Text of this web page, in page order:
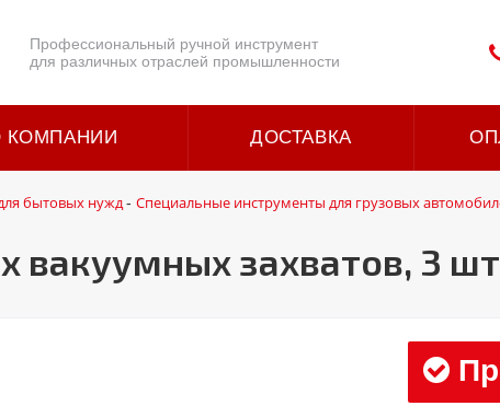
Профессиональный ручной инструмент
для различных отраслей промышленности
КОМПАНИИ ДОСТАВКА
бытовых нужд- Специальные инструменты для грузовых
вакуумных захватов, 3